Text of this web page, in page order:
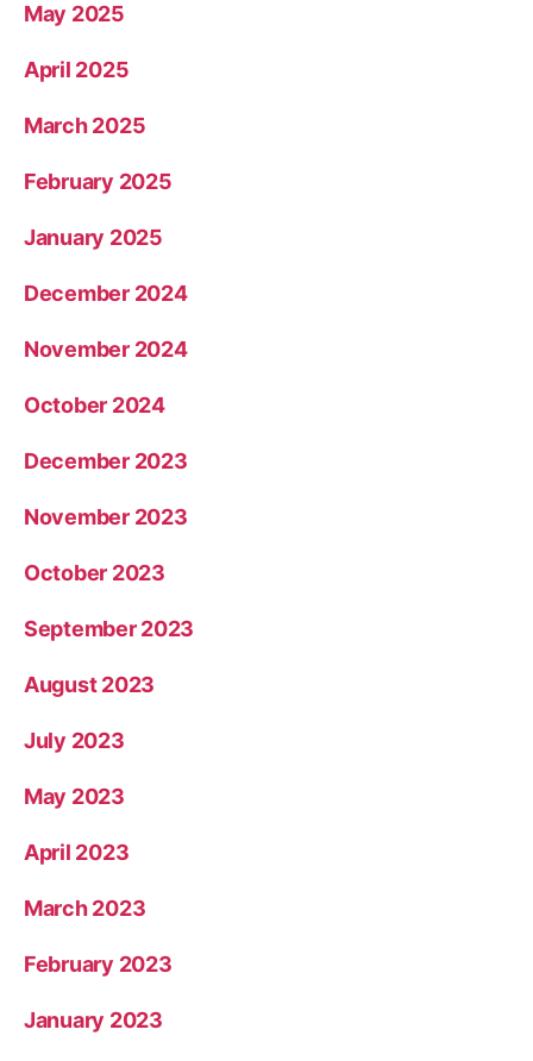
May 2025
April 2025
March 2025
February 2025
January 2025
December 2024
November 2024
October 2024
December 2023
November 2023
October 2023
September 2023
August 2023
July 2023
May 2023
April 2023
March 2023
February 2023
January 2023